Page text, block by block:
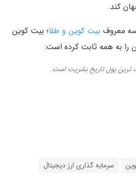
کند.
معروف بیت کوین و طلا؛ بیت کوین
را به همه ثابت کرده است:
پول تاریخ بشریت است.
سرمایه گذاری ارز دیجیتال